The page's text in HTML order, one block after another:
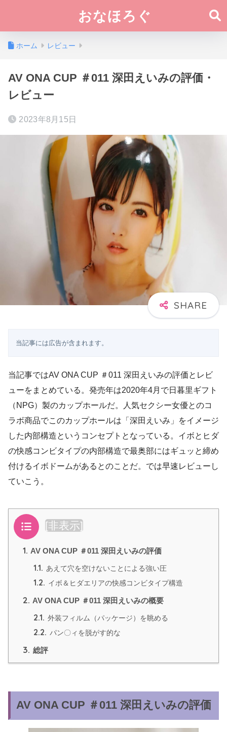
おなほろぐ
ホーム レビュー
AV ONA CUP ＃011 深田えいみの評価・
レビュー
2023年8月15日
当記事には広告が含まれます。
当記事ではAV ONA CUP ＃011 深田えいみの評価とレビ
ューをまとめている。発売年は2020年4月で日暮里ギフト
（NPG）製のカップホールだ。人気セクシー女優とのコ
ラボ商品でこのカップホールは「深田えいみ」をイメージ
した内部構造というコンセプトとなっている。イボとヒダ
の快感コンビタイプの内部構造で最奥部にはギュッと締め
付けるイボドームがあるとのことだ。では早速レビューし
ていこう。
目次 [非表示]
1. AV ONA CUP ＃011 深田えいみの評価
1.1. あえて穴を空けないことによる強い圧
1.2. イボ＆ヒダエリアの快感コンビタイプ構造
2. AV ONA CUP ＃011 深田えいみの概要
2.1. 外装フィルム（パッケージ）を眺める
2.2. パン〇ィを脱がす的な
3. 総評
AV ONA CUP ＃011 深田えいみの評価